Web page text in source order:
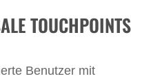
TOUCHPOINTS
Benutzer mit